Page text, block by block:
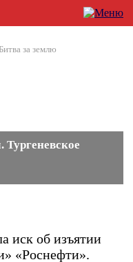
за землю
Тургеневское
иск об изъятии
«Роснефти».